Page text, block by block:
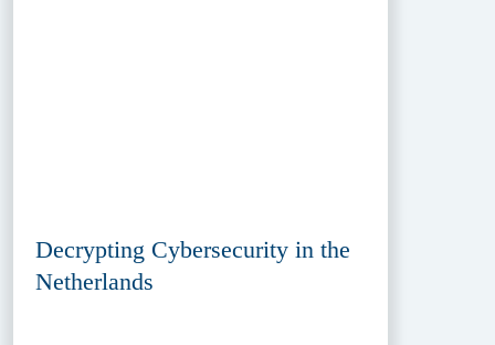
Decrypting Cybersecurity in the
Netherlands